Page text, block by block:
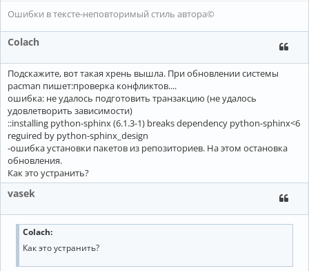
Ошибки в тексте-неповторимый стиль автора©
Colach
Подскажите, вот такая хрень вышла. При обновлении системы
pacman пишет:проверка конфликтов....
ошибка: не удалось подготовить транзакцию (не удалось
удовлетворить зависимости)
::installing python-sphinx (6.1.3-1) breaks dependency python-sphinx<6
reguired by python-sphinx_design
-ошибка установки пакетов из репозиториев. На этом остановка
обновления.
Как это устранить?
vasek
Colach:
Как это устранить?